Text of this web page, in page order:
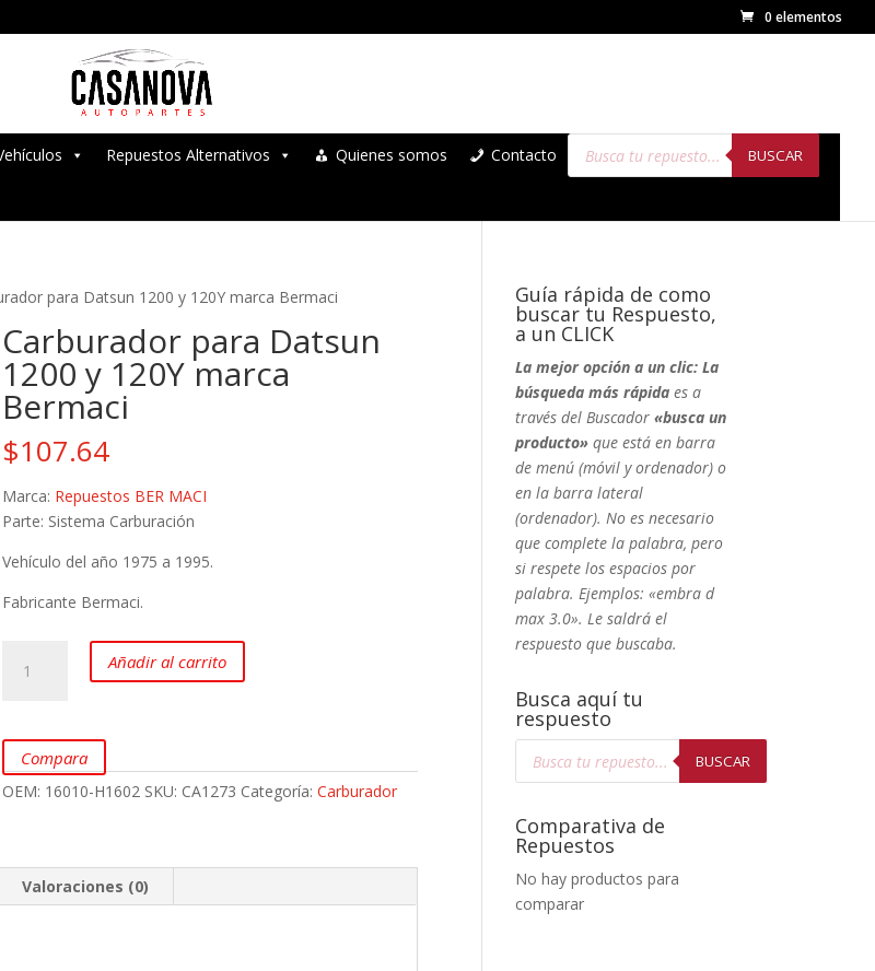
0 elementos
Repuestos Alternativos Quienes somos Contacto
Búsqueda
productos
BUSCAR
para Datsun 1200 y 120Y marca Bermaci
Carburador para Datsun
1200 y 120Y marca
Bermaci
$107.64
Marca: Repuestos BER MACI
Parte: Sistema Carburación
Vehículo del año 1975 a 1995.
Fabricante Bermaci.
para
120Y
marca
Añadir al carrito
Compara
OEM: 16010-H1602 SKU: CA1273 Categoría:Carburador
Valoraciones (0)
Guía rápida de como
buscar tu Respuesto,
a un CLICK
La mejor opción a un clic: La
búsqueda más rápida es a
través del Buscador «busca un
producto» que está en barra
de menú (móvil y ordenador) o
en la barra lateral
(ordenador). No es necesario
que complete la palabra, pero
si respete los espacios por
palabra. Ejemplos: «embra d
max 3.0». Le saldrá el
respuesto que buscaba.
Busca aquí tu
respuesto
Búsqueda
BUSCAR
Comparativa de
Repuestos
No hay productos para
comparar